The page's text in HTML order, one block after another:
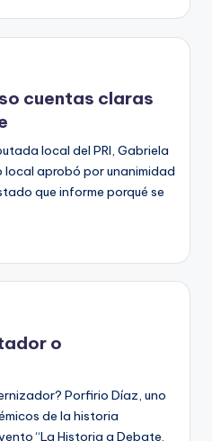
cuentas claras
local del PRI, Gabriela
local aprobó por unanimidad
que informe porqué se
o
Porfirio Díaz, uno
de la historia
“La Historia a Debate.